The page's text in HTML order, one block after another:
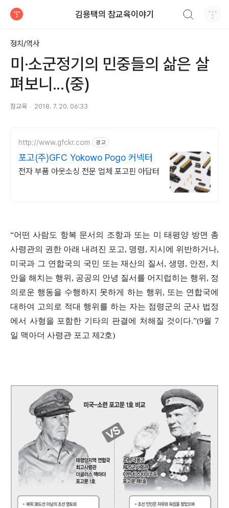
김용택의 참교육이야기
정치/역사
미·소군정기의 민중들의 삶은 살
펴보니...(중)
참교육 2018. 7. 20. 06:33
http://www.gfckr.com 광고
포고(주)GFC Yokowo Pogo 커넥터
전자 부품 아웃소싱 전문 업체 포고핀 아답터
“어떤 사람도 항복 문서의 조항과 또는 미 태평양 방면 총
사령관의 권한 아래 내려진 포고, 명령, 지시에 위반하거나,
미국과 그 연합국의 국민 또는 재산의 질서 ,생명, 안전 , 치
안을 해치는 행위 , 공공의 안녕 질서를 어지럽히는 행위 , 정
의로운 행동을 수행하지 못하게 하는 행위 , 또는 연합국에
대하여 고의로 적대 행위를 하는 자는 점령군의 군사 법정
에서 사형을 포함한 기타의 판결에 처해질 것이다.”(9월 7
일 맥아더 사령관 포고 제 2호)